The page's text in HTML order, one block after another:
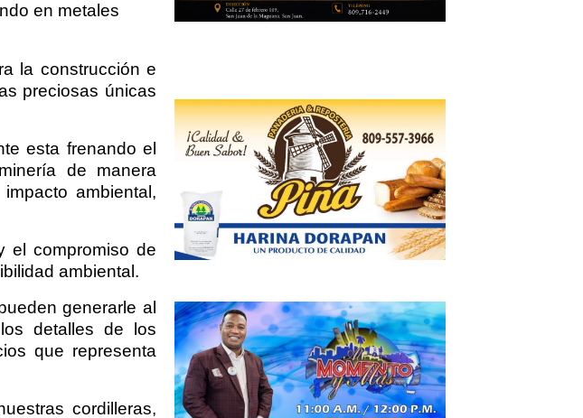
en metales
la construcción e
preciosas únicas
esta frenando el
de manera
ambiental,
el compromiso de
ambiental.
generarle al
detalles de los
que representa
cordilleras,